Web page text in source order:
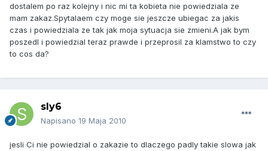
dostalem po raz kolejny i nic mi ta kobieta nie powiedziala ze
mam zakaz.Spytalaem czy moge sie jeszcze ubiegac za jakis
czas i powiedziala ze tak jak moja sytuacja sie zmieni.A jak bym
poszedl i powiedzial teraz prawde i przeprosil za klamstwo to czy
to cos da?
sly6
Napisano 19 Maja 2010
jesli Ci nie powiedzial o zakazie to dlaczego padly takie slowa jak